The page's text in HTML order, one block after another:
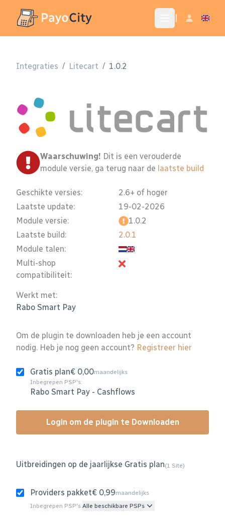
Integraties / Litecart / 1.0.2
Waarschuwing! Dit is een verouderde
module versie, ga terug naar de laatste build
Geschikte versies:
Laatste update:
Module versie:
Laatste build:
Module talen:
Multi-shop
compatibiliteit:
2.6+ of hoger
19-02-2026
1.0.2
2.0.1
Werkt met:
Rabo Smart Pay
Om de plugin te downloaden heb je een account
nodig. Heb je nog geen account? Registreer hier
Gratis plan€ 0,00maandelijks
Inbegrepen PSP's:
Rabo Smart Pay - Cashflows
Login om de plugin te Downloaden
Uitbreidingen op de jaarlijkse Gratis plan(1 Site)
Providers pakket€ 0,99maandelijks
Inbegrepen PSP's:Alle beschikbare PSPs